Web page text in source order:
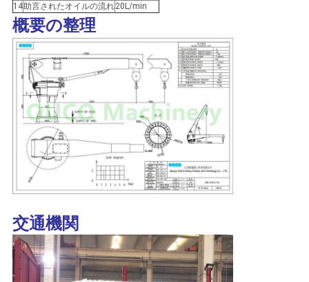
地
図
バ
シ
ー
ポ
14助言されたオイルの流れ20L/min
概要の整理
交通機関